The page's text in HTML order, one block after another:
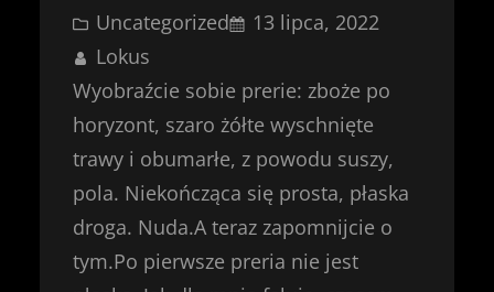
Uncategorized
13 lipca, 2022
Lokus
Wyobraźcie sobie prerie: zboże po
horyzont, szaro żółte wyschnięte
trawy i obumarłe, z powodu suszy,
pola. Niekończąca się prosta, płaska
droga. Nuda.A teraz zapomnijcie o
tym.Po pierwsze preria nie jest